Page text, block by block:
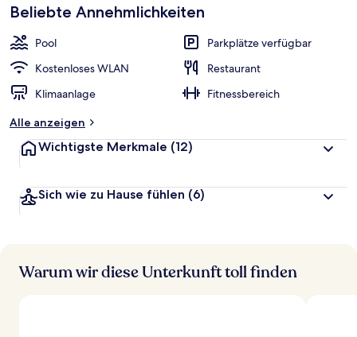
Beliebte Annehmlichkeiten
Pool
Parkplätze verfügbar
Kostenloses WLAN
Restaurant
Klimaanlage
Fitnessbereich
Alle anzeigen
Wichtigste Merkmale (12)
Sich wie zu Hause fühlen (6)
Warum wir diese Unterkunft toll finden